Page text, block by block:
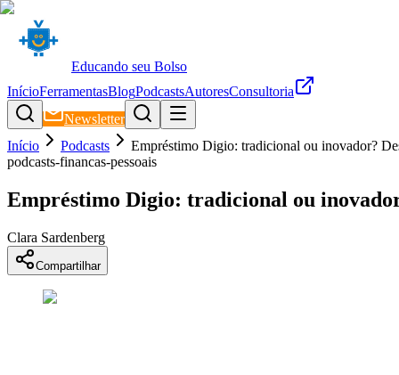
Educando seu Bolso
InícioFerramentasBlogPodcastsAutoresConsultoria
Newsletter
Início
Podcasts
Empréstimo Digio: tradicional ou inovador?
podcasts-financas-pessoais
Empréstimo Digio: tradicional ou
Clara Sardenberg
Compartilhar